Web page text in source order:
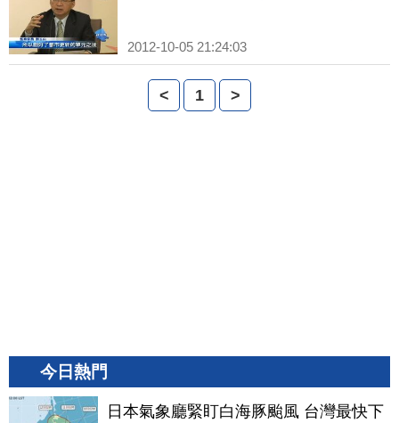
2012-10-05 21:24:03
< 1 >
今日熱門
日本氣象廳緊盯白海豚颱風 台灣最快下